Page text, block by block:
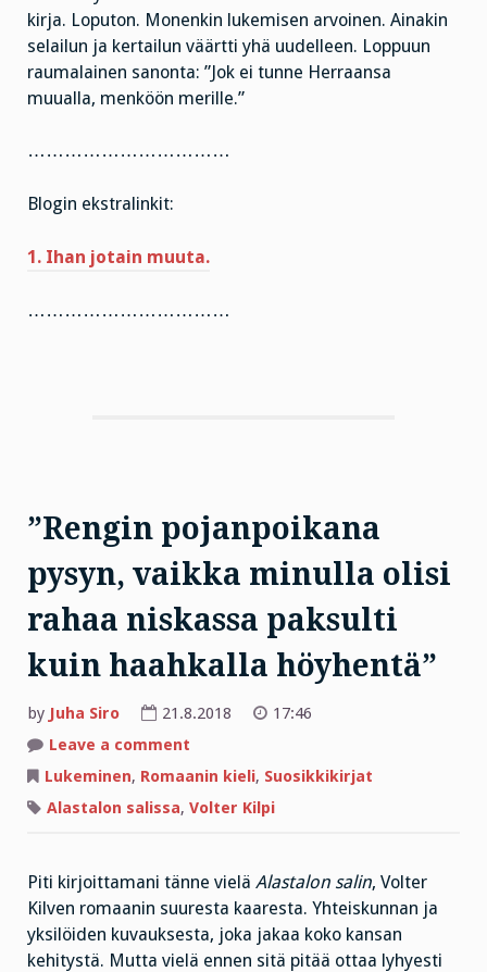
kirja. Loputon. Monenkin lukemisen arvoinen. Ainakin
selailun ja kertailun väärtti yhä uudelleen. Loppuun
raumalainen sanonta: ”Jok ei tunne Herraansa
muualla, menköön merille.”
……………………………
Blogin ekstralinkit:
1. Ihan jotain muuta.
……………………………
”Rengin pojanpoikana
pysyn, vaikka minulla olisi
rahaa niskassa paksulti
kuin haahkalla höyhentä”
by Juha Siro 21.8.2018
17:46
Leave a comment
pojanpoikana
vaikka
minulla
paksulti
haahkalla
höyhentä”
Lukeminen, Romaanin kieli, Suosikkikirjat
Alastalon salissa, Volter Kilpi
Piti kirjoittamani tänne vielä Alastalon salin, Volter
Kilven romaanin suuresta kaaresta. Yhteiskunnan ja
yksilöiden kuvauksesta, joka jakaa koko kansan
kehitystä. Mutta vielä ennen sitä pitää ottaa lyhyesti